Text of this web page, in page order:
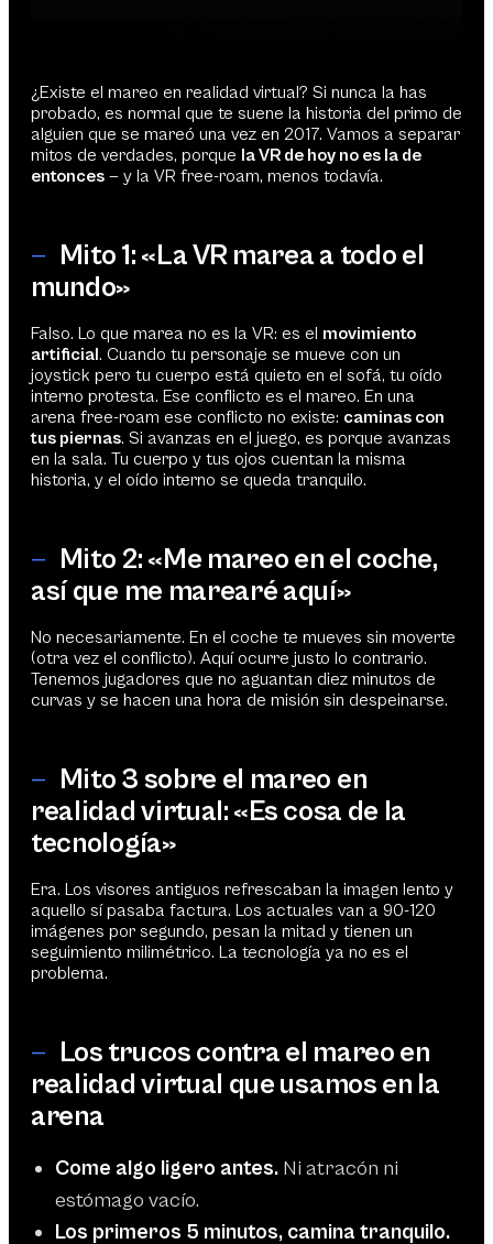
¿Existe el mareo en realidad virtual? Si nunca la has
probado, es normal que te suene la historia del primo de
alguien que se mareó una vez en 2017. Vamos a separar
mitos de verdades, porque la VR de hoy no es la de
entonces — y la VR free-roam, menos todavía.
— Mito 1: «La VR marea a todo el
mundo»
Falso. Lo que marea no es la VR: es el movimiento
artificial . Cuando tu personaje se mueve con un
joystick pero tu cuerpo está quieto en el sofá, tu oído
interno protesta. Ese conflicto es el mareo. En una
arena free-roam ese conflicto no existe: caminas con
tus piernas. Si avanzas en el juego, es porque avanzas
en la sala. Tu cuerpo y tus ojos cuentan la misma
historia, y el oído interno se queda tranquilo.
— Mito 2: «Me mareo en el coche,
así que me marearé aquí»
No necesariamente. En el coche te mueves sin moverte
(otra vez el conflicto). Aquí ocurre justo lo contrario.
Tenemos jugadores que no aguantan diez minutos de
curvas y se hacen una hora de misión sin despeinarse.
— Mito 3 sobre el mareo en
realidad virtual: «Es cosa de la
tecnología»
Era. Los visores antiguos refrescaban la imagen lento y
aquello sí pasaba factura. Los actuales van a 90-120
imágenes por segundo, pesan la mitad y tienen un
seguimiento milimétrico. La tecnología ya no es el
problema.
— Los trucos contra el mareo en
realidad virtual que usamos en la
arena
Come algo ligero antes. Ni atracón ni
estómago vacío.
Los primeros 5 minutos, camina tranquilo.